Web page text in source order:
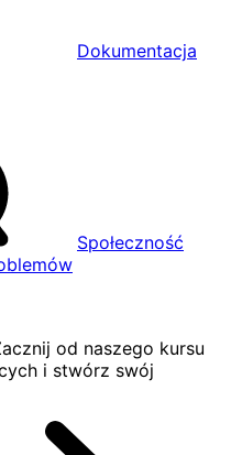
Dokumentacja
Społeczność
od naszego kursu
i stwórz swój